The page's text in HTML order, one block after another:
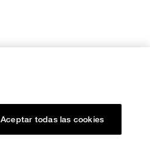
Aceptar todas las cookies